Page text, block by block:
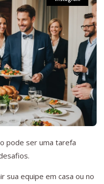
pode ser uma tarefa
sua equipe em casa ou no